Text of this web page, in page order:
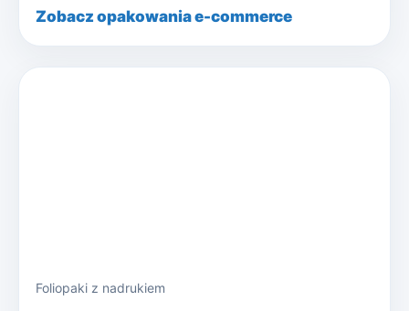
Zobacz opakowania e-commerce
Foliopaki z nadrukiem